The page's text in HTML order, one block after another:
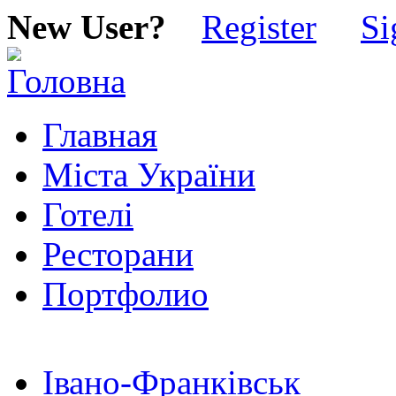
New User? Register
Главная
Міста України
Готелі
Ресторани
Портфолио
Івано-Франківськ